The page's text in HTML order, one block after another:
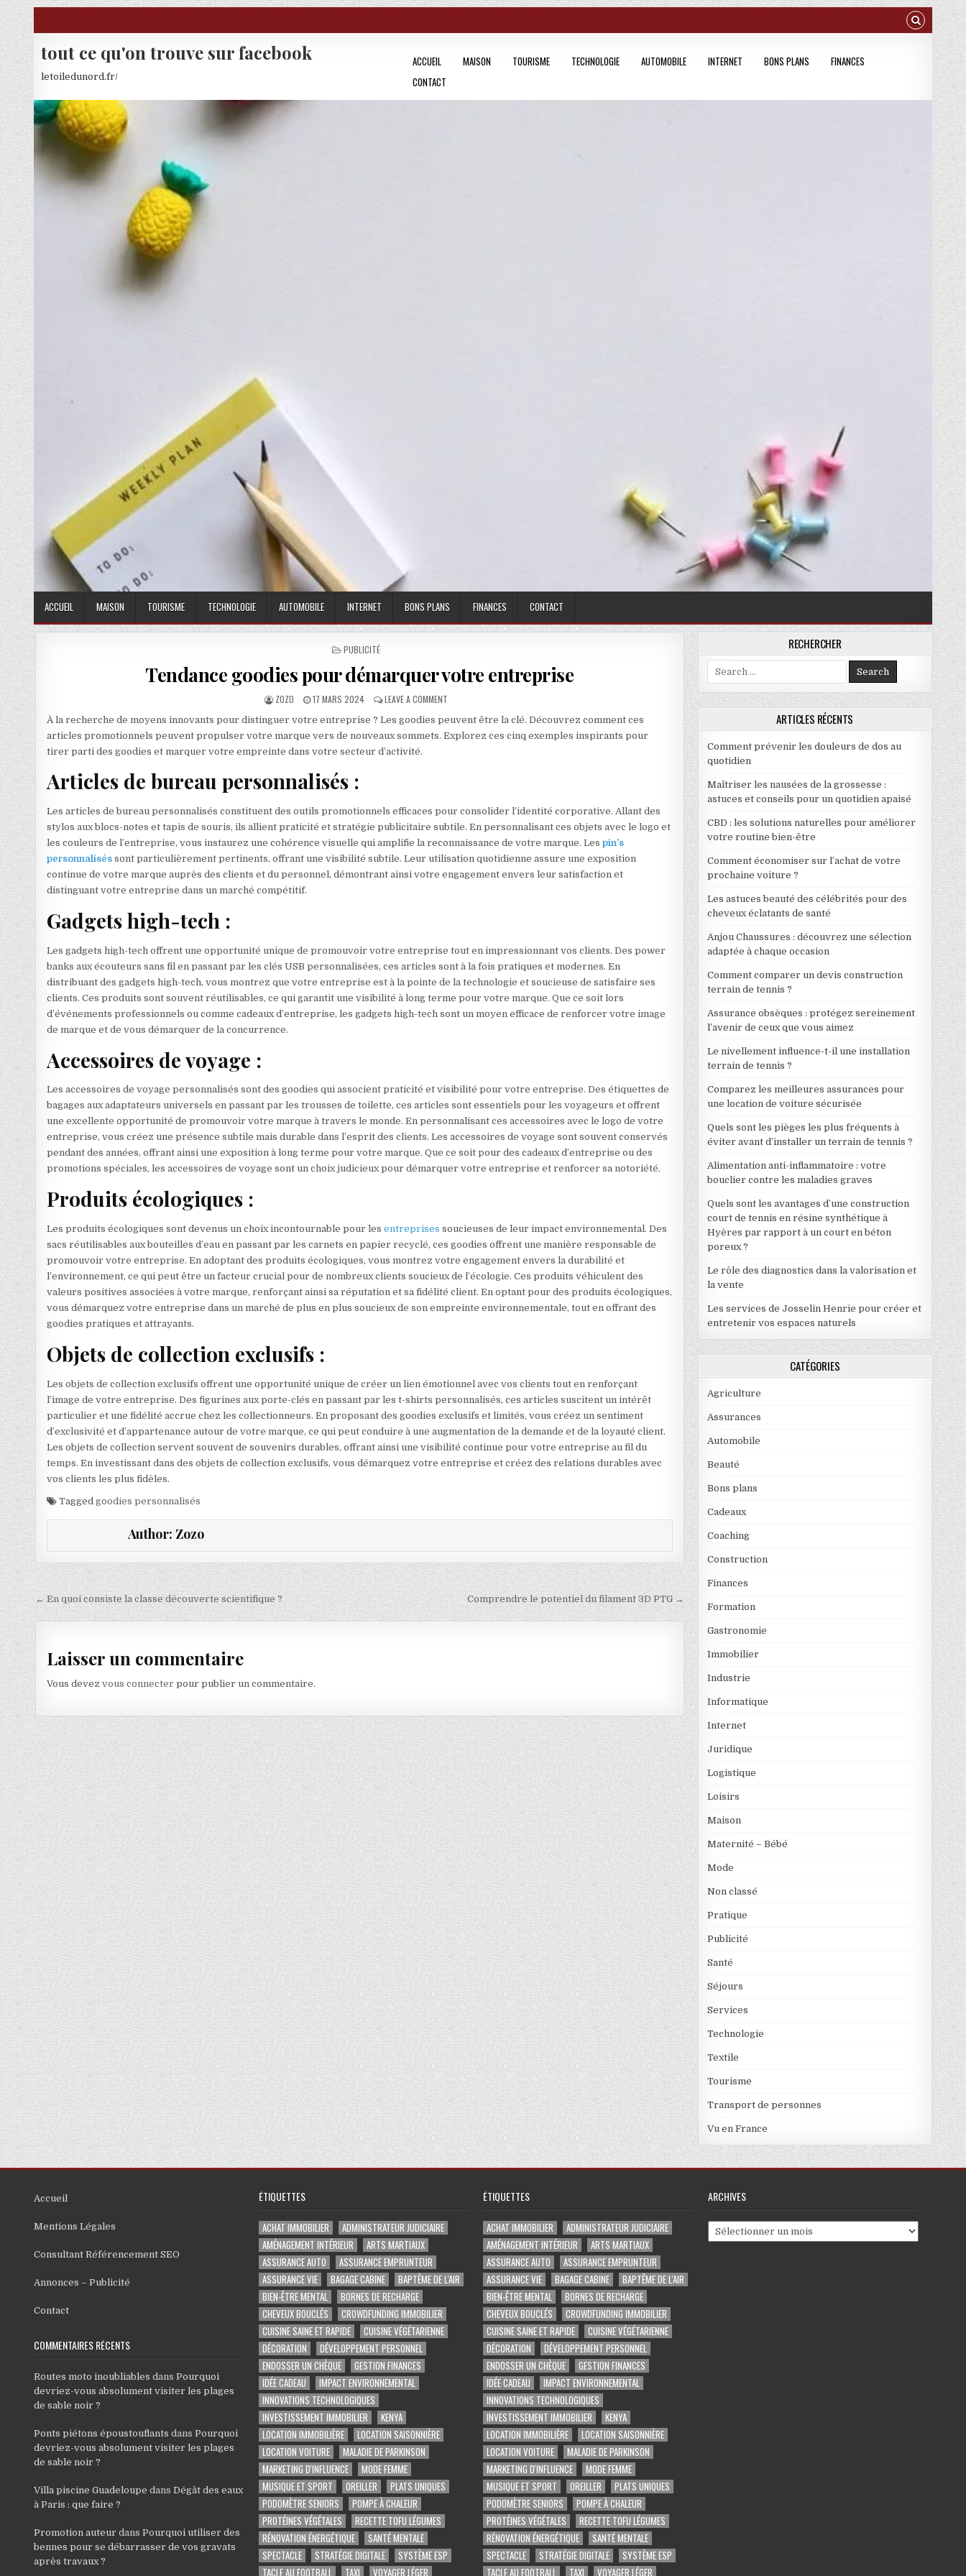
Skip to content
tout ce qu'on trouve sur facebook
letoiledunord.fr/
ACCUEIL MAISON TOURISME TECHNOLOGIE AUTOMOBILE INTERNET BONS PLANS
FINANCES
CONTACT
ACCUEIL MAISON TOURISME TECHNOLOGIE AUTOMOBILE INTERNET BONS PLANS FINANCES CONTACT
POSTED IN
PUBLICITÉ
Tendance goodies pour démarquer votre entreprise
AUTHOR:
ZOZO PUBLISHED DATE:
17 MARS 2024 LEAVE A COMMENTON TENDANCE GOODIES POUR DÉMARQUER VOTRE ENTREPRISE
À la recherche de moyens innovants pour distinguer votre entreprise ? Les goodies peuvent être la clé. Découvrez comment ces
articles promotionnels peuvent propulser votre marque vers de nouveaux sommets. Explorez ces cinq exemples inspirants pour
tirer parti des goodies et marquer votre empreinte dans votre secteur d’activité.
Articles de bureau personnalisés :
Les articles de bureau personnalisés constituent des outils promotionnels efficaces pour consolider l’identité corporative. Allant des
stylos aux blocs-notes et tapis de souris, ils allient praticité et stratégie publicitaire subtile. En personnalisant ces objets avec le logo et
les couleurs de l’entreprise, vous instaurez une cohérence visuelle qui amplifie la reconnaissance de votre marque. Lespin’s
personnalisés sont particulièrement pertinents, offrant une visibilité subtile. Leur utilisation quotidienne assure une exposition
continue de votre marque auprès des clients et du personnel, démontrant ainsi votre engagement envers leur satisfaction et
distinguant votre entreprise dans un marché compétitif.
Gadgets high-tech :
Les gadgets high-tech offrent une opportunité unique de promouvoir votre entreprise tout en impressionnant vos clients. Des power
banks aux écouteurs sans fil en passant par les clés USB personnalisées, ces articles sont à la fois pratiques et modernes. En
distribuant des gadgets high-tech, vous montrez que votre entreprise est à la pointe de la technologie et soucieuse de satisfaire ses
clients. Ces produits sont souvent réutilisables, ce qui garantit une visibilité à long terme pour votre marque. Que ce soit lors
d’événements professionnels ou comme cadeaux d’entreprise, les gadgets high-tech sont un moyen efficace de renforcer votre image
de marque et de vous démarquer de la concurrence.
Accessoires de voyage :
Les accessoires de voyage personnalisés sont des goodies qui associent praticité et visibilité pour votre entreprise. Des étiquettes de
bagages aux adaptateurs universels en passant par les trousses de toilette, ces articles sont essentiels pour les voyageurs et offrent
une excellente opportunité de promouvoir votre marque à travers le monde. En personnalisant ces accessoires avec le logo de votre
entreprise, vous créez une présence subtile mais durable dans l’esprit des clients. Les accessoires de voyage sont souvent conservés
pendant des années, offrant ainsi une exposition à long terme pour votre marque. Que ce soit pour des cadeaux d’entreprise ou des
promotions spéciales, les accessoires de voyage sont un choix judicieux pour démarquer votre entreprise et renforcer sa notoriété.
Produits écologiques :
Les produits écologiques sont devenus un choix incontournable pour lesentreprises soucieuses de leur impact environnemental. Des
sacs réutilisables aux bouteilles d’eau en passant par les carnets en papier recyclé, ces goodies offrent une manière responsable de
promouvoir votre entreprise. En adoptant des produits écologiques, vous montrez votre engagement envers la durabilité et
l’environnement, ce qui peut être un facteur crucial pour de nombreux clients soucieux de l’écologie. Ces produits véhiculent des
valeurs positives associées à votre marque, renforçant ainsi sa réputation et sa fidélité client. En optant pour des produits écologiques,
vous démarquez votre entreprise dans un marché de plus en plus soucieux de son empreinte environnementale, tout en offrant des
goodies pratiques et attrayants.
Objets de collection exclusifs :
Les objets de collection exclusifs offrent une opportunité unique de créer un lien émotionnel avec vos clients tout en renforçant
l’image de votre entreprise. Des figurines aux porte-clés en passant par les t-shirts personnalisés, ces articles suscitent un intérêt
particulier et une fidélité accrue chez les collectionneurs. En proposant des goodies exclusifs et limités, vous créez un sentiment
d’exclusivité et d’appartenance autour de votre marque, ce qui peut conduire à une augmentation de la demande et de la loyauté client.
Les objets de collection servent souvent de souvenirs durables, offrant ainsi une visibilité continue pour votre entreprise au fil du
temps. En investissant dans des objets de collection exclusifs, vous démarquez votre entreprise et créez des relations durables avec
vos clients les plus fidèles.
Taggedgoodies personnalisés
Author: Zozo
Navigation de l’article
← En quoi consiste la classe découverte scientifique ? Comprendre le potentiel du filament 3D PTG →
Laisser un commentaire
Vous devezvous connecter pour publier un commentaire.
RECHERCHER
Search for:
ARTICLES RÉCENTS
Comment prévenir les douleurs de dos au
quotidien
Maîtriser les nausées de la grossesse :
astuces et conseils pour un quotidien apaisé
CBD : les solutions naturelles pour améliorer
votre routine bien-être
Comment économiser sur l’achat de votre
prochaine voiture ?
Les astuces beauté des célébrités pour des
cheveux éclatants de santé
Anjou Chaussures : découvrez une sélection
adaptée à chaque occasion
Comment comparer un devis construction
terrain de tennis ?
Assurance obsèques : protégez sereinement
l’avenir de ceux que vous aimez
Le nivellement influence-t-il une installation
terrain de tennis ?
Comparez les meilleures assurances pour
une location de voiture sécurisée
Quels sont les pièges les plus fréquents à
éviter avant d’installer un terrain de tennis ?
Alimentation anti-inflammatoire : votre
bouclier contre les maladies graves
Quels sont les avantages d’une construction
court de tennis en résine synthétique à
Hyères par rapport à un court en béton
poreux ?
Le rôle des diagnostics dans la valorisation et
la vente
Les services de Josselin Henrie pour créer et
entretenir vos espaces naturels
CATÉGORIES
Agriculture
Assurances
Automobile
Beauté
Bons plans
Cadeaux
Coaching
Construction
Finances
Formation
Gastronomie
Immobilier
Industrie
Informatique
Internet
Juridique
Logistique
Loisirs
Maison
Maternité – Bébé
Mode
Non classé
Pratique
Publicité
Santé
Séjours
Services
Technologie
Textile
Tourisme
Transport de personnes
Vu en France
Accueil
Mentions Légales
Consultant Référencement SEO
Annonces – Publicité
Contact
COMMENTAIRES RÉCENTS
Routes moto inoubliables dans Pourquoi
devriez-vous absolument visiter les plages
de sable noir ?
Ponts piétons époustouflants dans Pourquoi
devriez-vous absolument visiter les plages
de sable noir ?
Villa piscine Guadeloupe dans Dégât des eaux
à Paris : que faire ?
Promotion auteur dans Pourquoi utiliser des
bennes pour se débarrasser de vos gravats
après travaux ?
ÉTIQUETTES
ACHAT IMMOBILIER
ADMINISTRATEUR JUDICIAIRE
AMÉNAGEMENT INTÉRIEUR
ARTS MARTIAUX
ASSURANCE AUTO
ASSURANCE EMPRUNTEUR
ASSURANCE VIE
BAGAGE CABINE
BAPTÊME DE L'AIR
BIEN-ÊTRE MENTAL
BORNES DE RECHARGE
CHEVEUX BOUCLÉS
CROWDFUNDING IMMOBILIER
CUISINE SAINE ET RAPIDE
CUISINE VÉGÉTARIENNE
DÉCORATION
DÉVELOPPEMENT PERSONNEL
ENDOSSER UN CHÈQUE
GESTION FINANCES
IDÉE CADEAU
IMPACT ENVIRONNEMENTAL
INNOVATIONS TECHNOLOGIQUES
INVESTISSEMENT IMMOBILIER
KENYA
LOCATION IMMOBILIÈRE
LOCATION SAISONNIÈRE
LOCATION VOITURE
MALADIE DE PARKINSON
MARKETING D'INFLUENCE
MODE FEMME
MUSIQUE ET SPORT
OREILLER
PLATS UNIQUES
PODOMÈTRE SENIORS
POMPE À CHALEUR
PROTÉINES VÉGÉTALES
RECETTE TOFU LÉGUMES
RÉNOVATION ÉNERGÉTIQUE
SANTÉ MENTALE
SPECTACLE
STRATÉGIE DIGITALE
SYSTÈME ESP
TACLE AU FOOTBALL
TAXI VOYAGER LÉGER
ÉTIQUETTES
ACHAT IMMOBILIER
ADMINISTRATEUR JUDICIAIRE
AMÉNAGEMENT INTÉRIEUR
ARTS MARTIAUX
ASSURANCE AUTO
ASSURANCE EMPRUNTEUR
ASSURANCE VIE
BAGAGE CABINE
BAPTÊME DE L'AIR
BIEN-ÊTRE MENTAL
BORNES DE RECHARGE
CHEVEUX BOUCLÉS
CROWDFUNDING IMMOBILIER
CUISINE SAINE ET RAPIDE
CUISINE VÉGÉTARIENNE
DÉCORATION
DÉVELOPPEMENT PERSONNEL
ENDOSSER UN CHÈQUE
GESTION FINANCES
IDÉE CADEAU
IMPACT ENVIRONNEMENTAL
INNOVATIONS TECHNOLOGIQUES
INVESTISSEMENT IMMOBILIER
KENYA
LOCATION IMMOBILIÈRE
LOCATION SAISONNIÈRE
LOCATION VOITURE
MALADIE DE PARKINSON
MARKETING D'INFLUENCE
MODE FEMME
MUSIQUE ET SPORT
OREILLER
PLATS UNIQUES
PODOMÈTRE SENIORS
POMPE À CHALEUR
PROTÉINES VÉGÉTALES
RECETTE TOFU LÉGUMES
RÉNOVATION ÉNERGÉTIQUE
SANTÉ MENTALE
SPECTACLE
STRATÉGIE DIGITALE
SYSTÈME ESP
TACLE AU FOOTBALL
TAXI VOYAGER LÉGER
ARCHIVES
Archives